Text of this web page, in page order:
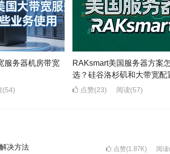
服务器机房带宽
(54)
RAKsmart美国服务器方案
选？硅谷洛杉矶和大带宽配
点赞(23) 阅读(57)
决方法 点赞(1.87K) 阅读